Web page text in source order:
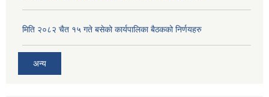
मिति २०८२ चैत १५ गते बसेको कार्यपालिका बैठकको निर्णयहरु
अन्य